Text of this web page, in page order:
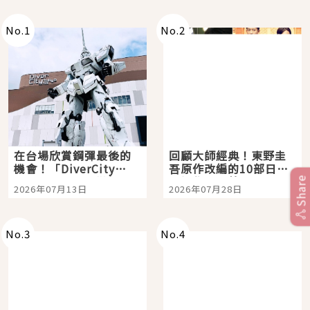
No.1
在台場欣賞鋼彈最後的
機會！「DiverCity
Tokyo Plaza」搭船、
購物、美食及夜景，一
2026年07月13日
No.2
回顧大師經典！東野圭
吾原作改編的10部日本
影視作品推薦
2026年07月28日
No.3 No.4
Share